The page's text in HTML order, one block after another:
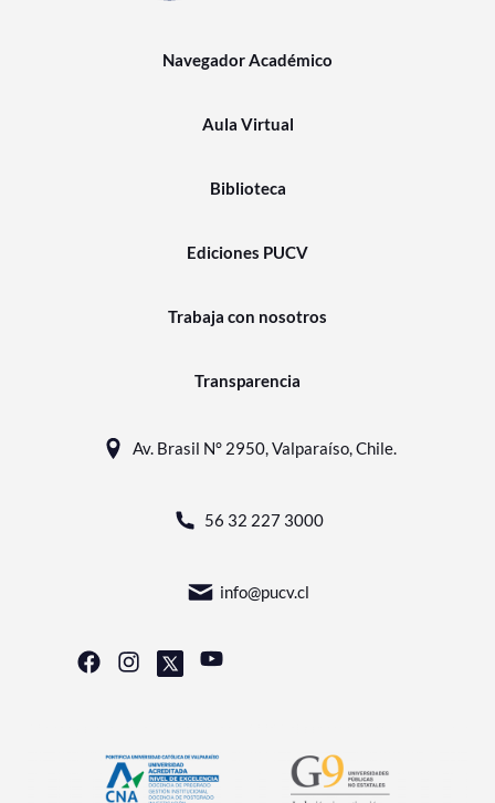
Navegador Académico
Aula Virtual
Biblioteca
Ediciones PUCV
Trabaja con nosotros
Transparencia
Av. Brasil N° 2950, Valparaíso, Chile.
56 32 227 3000
info@pucv.cl